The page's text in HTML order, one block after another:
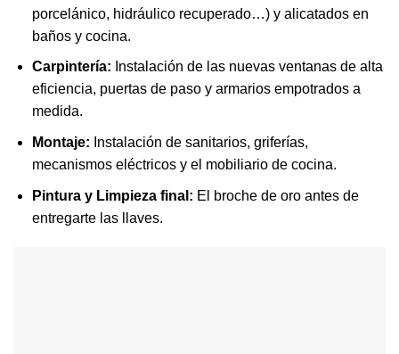
porcelánico, hidráulico recuperado…) y alicatados en
baños y cocina.
Carpintería: Instalación de las nuevas ventanas de alta
eficiencia, puertas de paso y armarios empotrados a
medida.
Montaje: Instalación de sanitarios, griferías,
mecanismos eléctricos y el mobiliario de cocina.
Pintura y Limpieza final: El broche de oro antes de
entregarte las llaves.